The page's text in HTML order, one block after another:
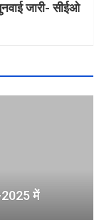
जारी- सीईओ
में